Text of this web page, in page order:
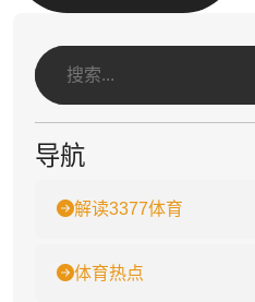
导航
解读3377体育
体育热点